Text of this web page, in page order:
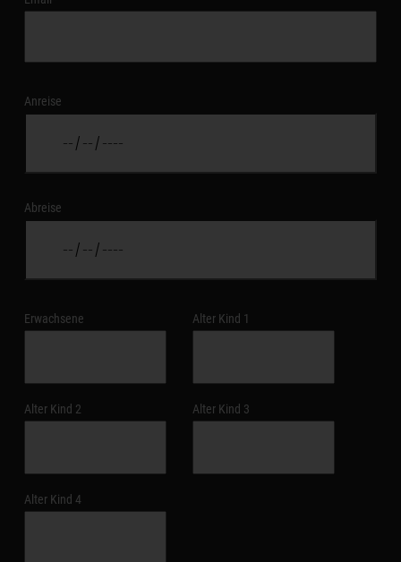
Anreise
Abreise
Erwachsene Alter Kind 1
Alter Kind 2 Alter Kind 3
Alter Kind 4